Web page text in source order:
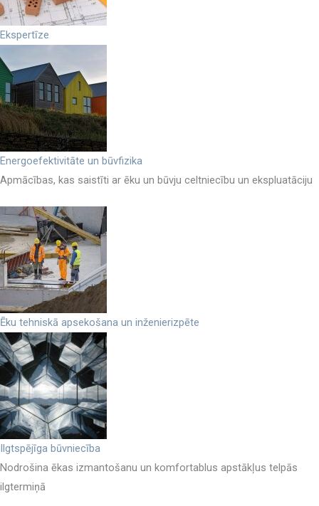
Ekspertīze
Energoefektivitāte un būvfizika
Apmācības, kas saistīti ar ēku un būvju celtniecību un ekspluatāciju
Ēku tehniskā apsekošana un inženierizpēte
Ilgtspējīga būvniecība
Nodrošina ēkas izmantošanu un komfortablus apstākļus telpās
ilgtermiņā